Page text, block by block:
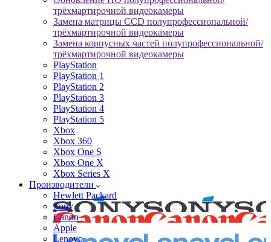
трёхмартирочной видеокамеры
Замена матрицы CCD полупрофессиональной/
трёхмартирочной видеокамеры
Замена корпусных частей полупрофессиональной/
трёхмартирочной видеокамеры
PlayStation
PlayStation 1
PlayStation 2
PlayStation 3
PlayStation 4
PlayStation 5
Xbox
Xbox 360
Xbox One S
Xbox One X
Xbox Series X
Производители
Hewlett Packard
Sony
Canon
Apple
Lenovo